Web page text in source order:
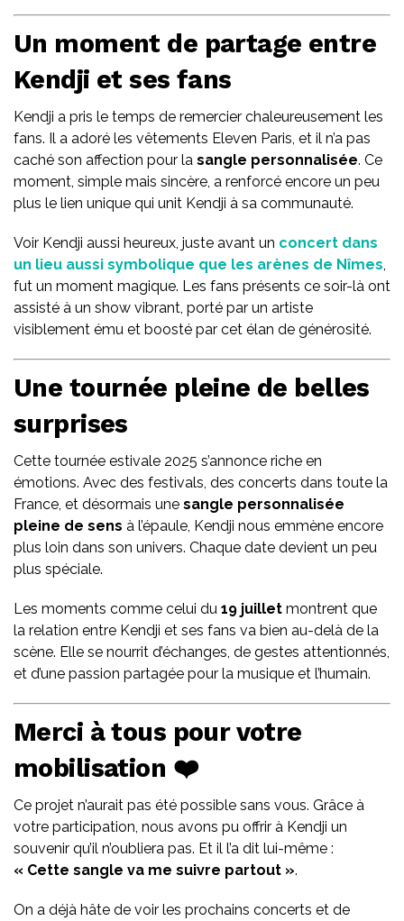
Un moment de partage entre
Kendji et ses fans
Kendji a pris le temps de remercier chaleureusement les
fans. Il a adoré les vêtements Eleven Paris, et il n’a pas
caché son affection pour la sangle personnalisée. Ce
moment, simple mais sincère, a renforcé encore un peu
plus le lien unique qui unit Kendji à sa communauté.
Voir Kendji aussi heureux, juste avant un concert dans
un lieu aussi symbolique que les arènes de Nîmes
fut un moment magique. Les fans présents ce soir-là ont
assisté à un show vibrant, porté par un artiste
visiblement ému et boosté par cet élan de générosité.
Une tournée pleine de belles
surprises
Cette tournée estivale 2025 s’annonce riche en
émotions. Avec des festivals, des concerts dans toute la
France, et désormais une sangle personnalisée
pleine de sens à l’épaule, Kendji nous emmène encore
plus loin dans son univers. Chaque date devient un peu
plus spéciale.
Les moments comme celui du 19 juillet montrent que
la relation entre Kendji et ses fans va bien au-delà de la
scène. Elle se nourrit d’échanges, de gestes attentionnés,
et d’une passion partagée pour la musique et l’humain.
Merci à tous pour votre
mobilisation ❤️
Ce projet n’aurait pas été possible sans vous. Grâce à
votre participation, nous avons pu offrir à Kendji un
souvenir qu’il n’oubliera pas. Et il l’a dit lui-même :
« Cette sangle va me suivre partout ».
On a déjà hâte de voir les prochains concerts et de